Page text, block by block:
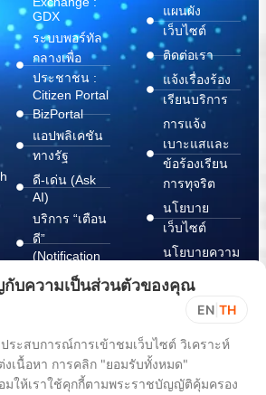
GDX
ระบบพอร์ทัล
กลางเพื่อ
ประชาชน :
Citizen Portal
BizPortal
แอปพลิเคชัน
ทางรัฐ
ดี-เด่น (Ask
AI)
บริการ “เตือน
ดี”
(Notification
บริการ
(Document
Wallet)
แผนผัง
เว็บไซต์
ติดต่อเรา
แจ้งเรื่องร้อง
เรียนบริการ
การแจ้ง
เบาะแสและ
ข้อร้องเรียน
การทุจริต
นโยบาย
เว็บไซต์
นโยบายความ
ปลอดภัย
สารสนเทศ
ChangeLog
กับความเป็นส่วนตัวของคุณ
EN TH
ระสบการณ์การเข้าชมเว็บไซต์ วิเคราะห์
เนื้อหา การคลิก "ยอมรับทั้งหมด"
ให้เราใช้คุกกี้ตามพระราชบัญญัติคุ้มครอง